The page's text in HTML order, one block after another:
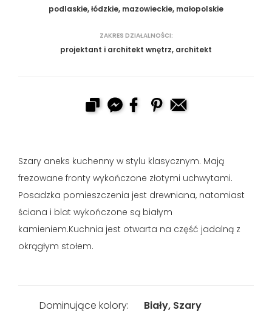
podlaskie, łódzkie, mazowieckie, małopolskie
ZAKRES DZIAŁALNOŚCI:
projektant i architekt wnętrz, architekt
Szary aneks kuchenny w stylu klasycznym. Mają
frezowane fronty wykończone złotymi uchwytami.
Posadzka pomieszczenia jest drewniana, natomiast
ściana i blat wykończone są białym
kamieniem.Kuchnia jest otwarta na część jadalną z
okrągłym stołem.
Dominujące kolory: Biały, Szary